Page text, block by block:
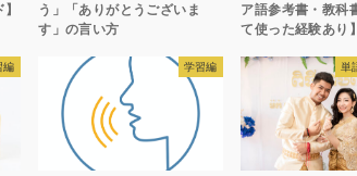
う」「ありがとうございま
す」の言い方
ア語参考書・教科
て使った経験あり】
編 学習編 単